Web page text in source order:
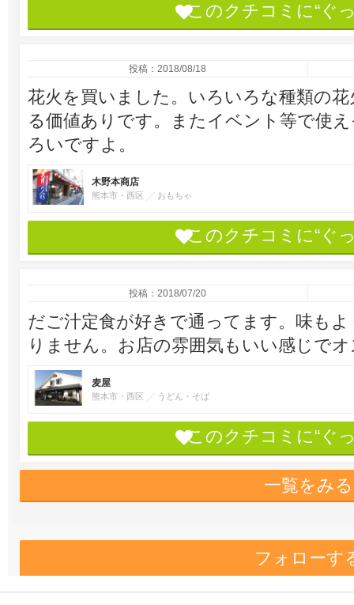
このクチコミに“ぐ
投稿：2018/08/18
花火を買いました。いろいろな種類の
る価値ありです。またイベント等で使
ろいですよ。
木野本商店
熊本市・西区 おもちゃ
このクチコミに“ぐ
投稿：2018/07/20
だご汁定食が好きで通ってます。味も
りません。お店の雰囲気もいい感じで
麦屋
熊本市・西区 うどん・そば
このクチコミに“ぐ
一覧をみる
フォローす